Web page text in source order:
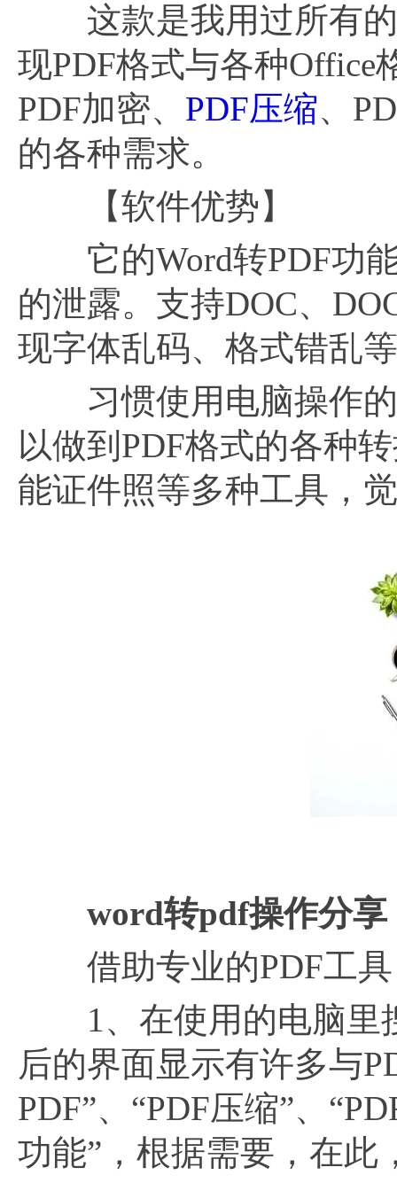
这款是我用过所有的
现PDF格式与各种
PDF加密、 PDF压缩、
的各种需求。
【软件优势】
它的Word转PDF功能
的泄露。支持DOC、
现字体乱码、格式错乱
习惯使用电脑操作的
以做到PDF格式的各种
能证件照等多种工具，
word转pdf操作分享
借助专业的PDF工具
1、在使用的电脑里搜
后的界面显示有许多与
PDF”、“PDF压缩”、
功能”，根据需要，在此